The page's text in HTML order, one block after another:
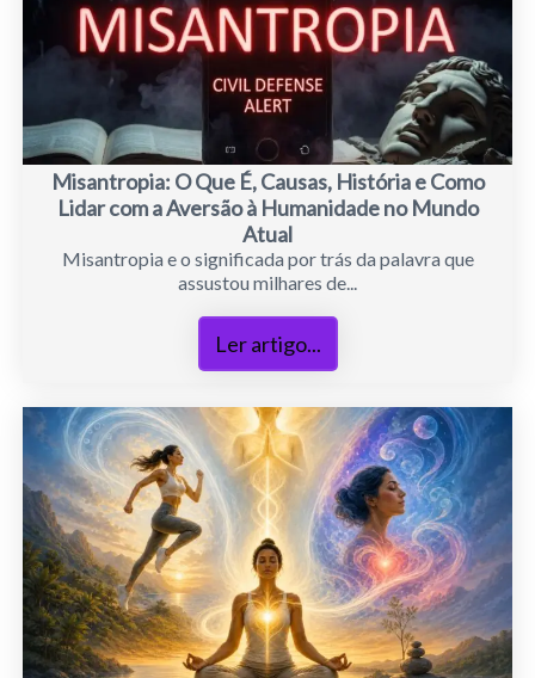
Misantropia: O Que É, Causas, História e Como
Lidar com a Aversão à Humanidade no Mundo
Atual
Misantropia e o significada por trás da palavra que
assustou milhares de...
Ler artigo...